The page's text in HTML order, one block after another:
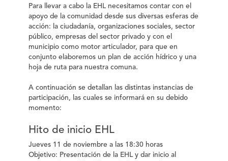
Para llevar a cabo la EHL necesitamos contar con el
apoyo de la comunidad desde sus diversas esferas de
acción: la ciudadanía, organizaciones sociales, sector
público, empresas del sector privado y con el
municipio como motor articulador, para que en
conjunto elaboremos un plan de acción hídrico y una
hoja de ruta para nuestra comuna.
A continuación se detallan las distintas instancias de
participación, las cuales se informará en su debido
momento:
Hito de inicio EHL
Jueves 11 de noviembre a las 18:30 horas
Objetivo: Presentación de la EHL y dar inicio al